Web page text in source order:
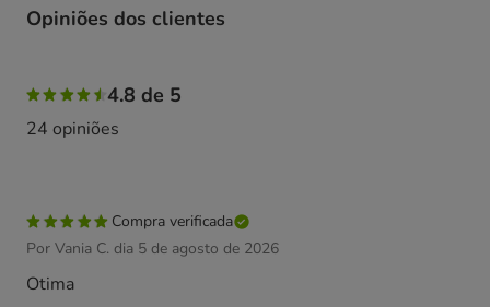
Opiniões dos clientes
4.8 de 5
24 opiniões
83% das pessoas avaliaram com 5 estrelas, 17% das
Compra verificada
Por Vania C. dia 5 de agosto de 2026
Otima